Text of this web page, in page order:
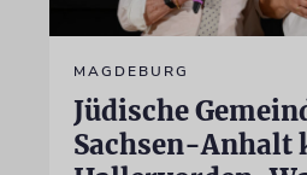
MAGDEBURG
Jüdische
Sachsen-